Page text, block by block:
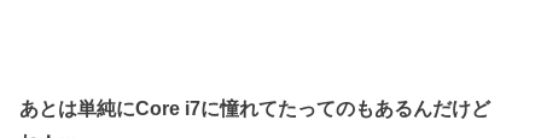
あとは単純にCore i7に憧れてたってのもあるんだけど